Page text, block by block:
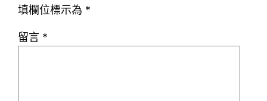
填欄位標示為 *
留言 *